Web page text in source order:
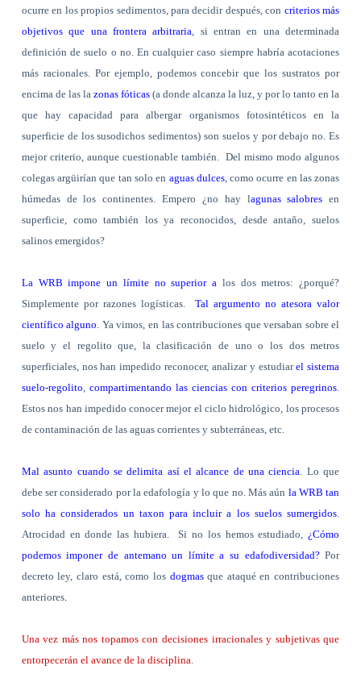
ocurre en los propios sedimentos, para decidir después, con criterios más
objetivos que una frontera arbitraria , si entran en una determinada
definición de suelo o no. En cualquier caso siempre habría acotaciones
más racionales. Por ejemplo, podemos concebir que los sustratos por
encima de las la zonas fóticas (a donde alcanza la luz, y por lo tanto en la
que hay capacidad para albergar organismos fotosintéticos en la
superficie de los susodichos sedimentos) son suelos y por debajo no. Es
mejor criterio, aunque cuestionable también.
Del mismo modo algunos
colegas argüirían que tan solo en aguas dulces, como ocurre en las zonas
húmedas de los continentes. Empero ¿no hay lagunas salobresen
superficie, como también los ya reconocidos, desde antaño, suelos
salinos emergidos?
La WRB impone un límite no superior a los dos metros: ¿porqué?
Simplemente por razones logísticas.
Tal argumento no atesora valor
científico alguno . Ya vimos, en las contribuciones que versaban sobre el
suelo y el regolito que, la clasificación de uno o los dos metros
superficiales, nos han impedido reconocer, analizar y estudiarel sistema
suelo-regolito compartimentando las ciencias con criterios peregrinos
Estos nos han impedido conocer mejor el ciclo hidrológico, los procesos
de contaminación de las aguas corrientes y subterráneas, etc.
Mal asunto cuando se delimita así el alcance de una ciencia . Lo que
debe ser considerado por la edafología y lo que no. Más aún la WRB tan
solo ha considerados un taxon para incluir a los suelos sumergidos
Atrocidad en donde las hubiera.
Si no los hemos estudiado,
¿Cómo
podemos imponer de antemano un límite a su edafodiversidad?Por
decreto ley, claro está, como los dogmasque ataqué en contribuciones
anteriores.
Una vez más nos topamos con decisiones irracionales y subjetivas que
entorpecerán el avance de la disciplina